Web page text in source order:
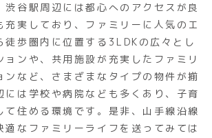
渋谷駅周辺には都心へのアクセスが良
充実しており、ファミリーに人気のエ
徒歩圏内に位置する3LDKの広々とし
ョンや、共用施設が充実したファミリ
ンなど、さまざまなタイプの物件が揃
には学校や病院なども多くあり、子育
て住める環境です。是非、山手線沿線
適なファミリーライフを送ってみては